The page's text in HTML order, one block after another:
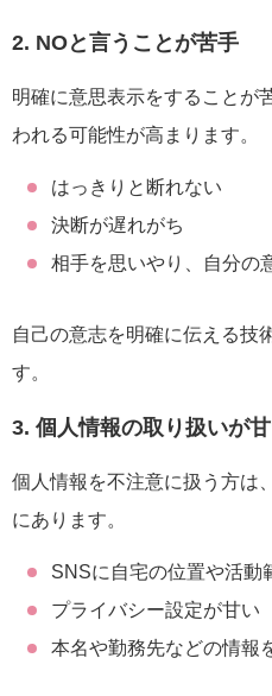
2. NOと言うことが苦手
明確に意思表示をすることが
われる可能性が高まります。
はっきりと断れない
決断が遅れがち
相手を思いやり、自分の
自己の意志を明確に伝える技
す。
3. 個人情報の取り扱いが
個人情報を不注意に扱う方は
にあります。
SNSに自宅の位置や活動
プライバシー設定が甘い
本名や勤務先などの情報